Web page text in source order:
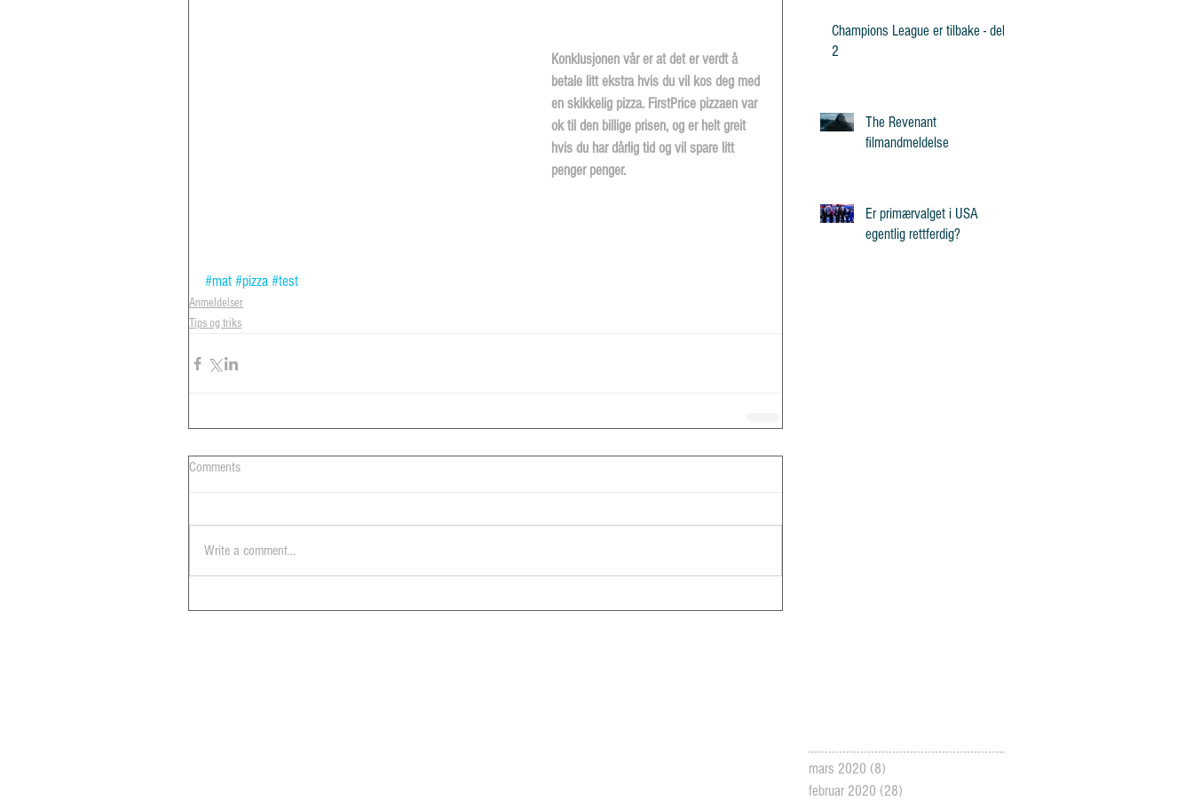
Konklusjonen vår er at det er verdt å
betale litt ekstra hvis du vil kos deg med
en skikkelig pizza. FirstPrice pizzaen var
ok til den billige prisen, og er helt greit
hvis du har dårlig tid og vil spare litt
penger penger.
#mat #pizza #test
Anmeldelser
Tips og triks
Comments
Write a comment...
Champions League er tilbake - del
2
The Revenant
filmandmeldelse
Er primærvalget i USA
egentlig rettferdig?
mars 2020 (8)
februar 2020 (28)